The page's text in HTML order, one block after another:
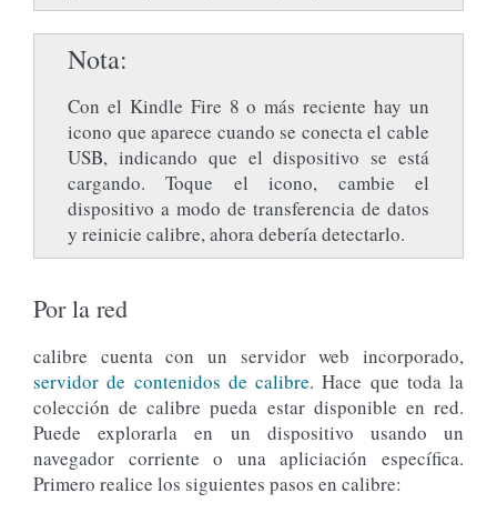
Nota
Con el Kindle Fire 8 o más reciente hay un
icono que aparece cuando se conecta el cable
USB, indicando que el dispositivo se está
cargando. Toque el icono, cambie el
dispositivo a modo de transferencia de datos
y reinicie calibre, ahora debería detectarlo.
Por la red
calibre cuenta con un servidor web incorporado,
servidor de contenidos de calibre. Hace que toda la
colección de calibre pueda estar disponible en red.
Puede explorarla en un dispositivo usando un
navegador corriente o una apliciación específica.
Primero realice los siguientes pasos en calibre: